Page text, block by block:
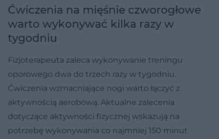
Ćwiczenia na mięśnie czworogłowe
warto wykonywać kilka razy w
tygodniu
Fizjoterapeuta zaleca wykonywanie treningu
oporowego dwa do trzech razy w tygodniu.
Ćwiczenia wzmacniające nogi warto łączyć z
aktywnością aerobową. Aktualne zalecenia
dotyczące aktywności fizycznej wskazują na
potrzebę wykonywania co najmniej 150 minut